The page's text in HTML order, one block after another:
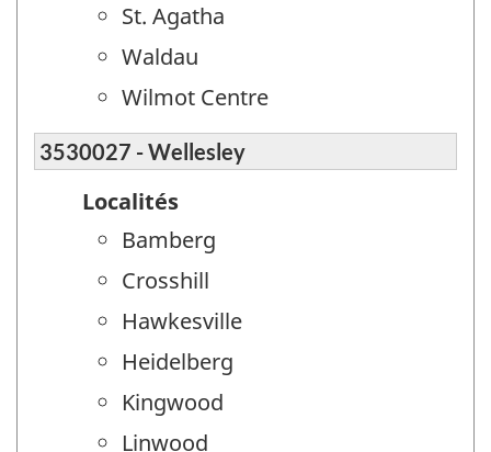
St. Agatha
Waldau
Wilmot Centre
3530027 - Wellesley
Localités
Bamberg
Crosshill
Hawkesville
Heidelberg
Kingwood
Linwood